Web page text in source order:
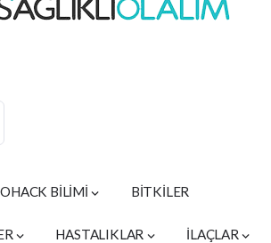
BİLİMİ BİTKİLER
HASTALIKLAR İLAÇLAR